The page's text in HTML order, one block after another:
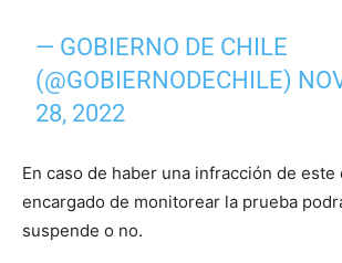
— GOBIERNO DE CHILE
(@GOBIERNODECHILE)
28, 2022
En caso de haber una infracción de este
encargado de monitorear la prueba
suspende o no.